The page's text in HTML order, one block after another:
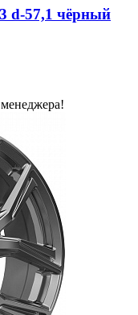
d-57,1 чёрный